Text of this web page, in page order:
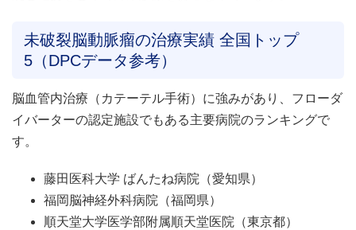
未破裂脳動脈瘤の治療実績 全国トップ
5（DPCデータ参考）
脳血管内治療（カテーテル手術）に強みがあり、フローダ
イバーターの認定施設でもある主要病院のランキングで
す。
藤田医科大学 ばんたね病院（愛知県）
福岡脳神経外科病院（福岡県）
順天堂大学医学部附属順天堂医院（東京都）